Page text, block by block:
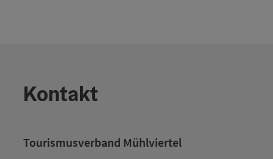
Kontakt
Tourismusverband Mühlviertel